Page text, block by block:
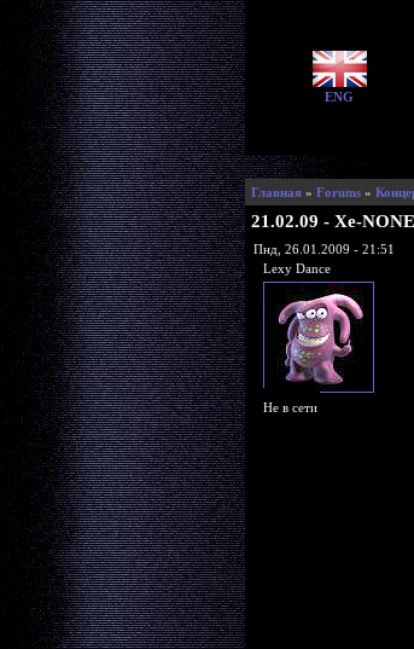
ENG
Главная » Forums »
21.02.09 - Xe-
Пнд, 26.01.2009 - 21:51
Lexy Dance
Не в сети